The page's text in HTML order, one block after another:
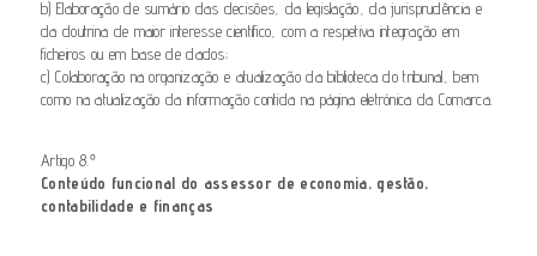
b) Elaboração de sumário das decisões, da legislação, da jurisprudência e
da doutrina de maior interesse científico, com a respetiva integração em
ficheiros ou em base de dados;
c) Colaboração na organização e atualização da biblioteca do tribunal, bem
como na atualização da informação contida na página eletrónica da Comarca.
Artigo 8.º
Conteúdo funcional do assessor de economia, gestão,
contabilidade e finanças